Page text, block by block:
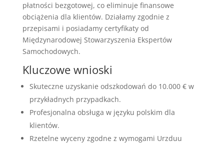
płatności bezgotowej, co eliminuje finansowe
obciążenia dla klientów. Działamy zgodnie z
przepisami i posiadamy certyfikaty od
Międzynarodowej Stowarzyszenia Ekspertów
Samochodowych.
Kluczowe wnioski
Skuteczne uzyskanie odszkodowań do 10.000 € w
przykładnych przypadkach.
Profesjonalna obsługa w języku polskim dla
klientów.
Rzetelne wyceny zgodne z wymogami Urzduu